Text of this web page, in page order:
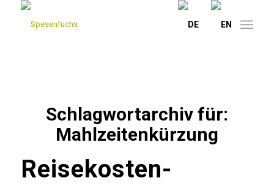
Schlagwortarchiv für:
Mahlzeitenkürzung
Reisekosten­